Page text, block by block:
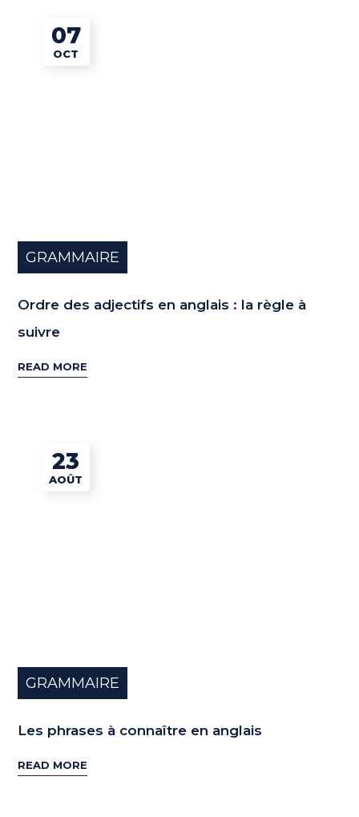
07
OCT
GRAMMAIRE
Ordre des adjectifs en anglais : la règle à
suivre
READ MORE
23
AOÛT
GRAMMAIRE
Les phrases à connaître en anglais
READ MORE